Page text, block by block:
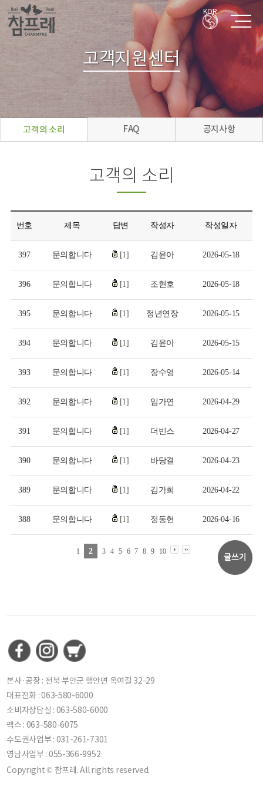
KOR
고객지원센터
고객의 소리 FAQ 공지사항
고객의 소리
번호 제목 답변 작성자 작성일자
397 문의합니다 [1] 김윤아 2026-05-18
396 문의합니다 [1] 조현호 2026-05-18
395 문의합니다 [1] 정년연장 2026-05-15
394 문의합니다 [1] 김윤아 2026-05-15
393 문의합니다 [1] 장수영 2026-05-14
392 문의합니다 [1] 임가연 2026-04-29
391 문의합니다 [1] 더빈스 2026-04-27
390 문의합니다 [1] 바당결 2026-04-23
389 문의합니다 [1] 김가희 2026-04-22
388 문의합니다 [1] 정동현 2026-04-16
1 2 3 4 5 6 7 8 9 10
본사·공장 : 전북 부안군 행안면 옥여길 32-29
대표전화 : 063-580-6000
소비자상담실 : 063-580-6000
팩스 : 063-580-6075
수도권사업부 : 031-261-7301
영남사업부 : 055-366-9952
Copyright © 참프레. All rights reserved.